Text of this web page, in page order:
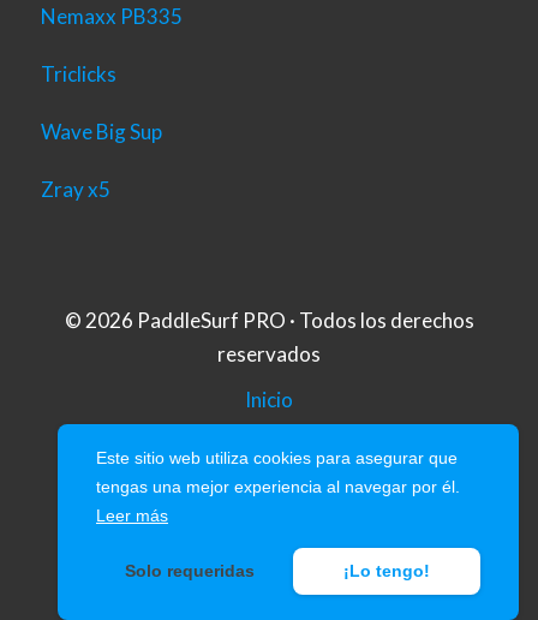
Nemaxx PB335
Triclicks
Wave Big Sup
Zray x5
© 2026 PaddleSurf PRO · Todos los derechos
reservados
Inicio
Politica de Privacidad
Este sitio web utiliza cookies para asegurar que
tengas una mejor experiencia al navegar por él.
Leer más
Solo requeridas ¡Lo tengo!